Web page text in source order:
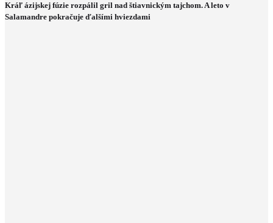
Kráľ ázijskej fúzie rozpálil gril nad štiavnickým tajchom. A leto v
Salamandre pokračuje ďalšími hviezdami